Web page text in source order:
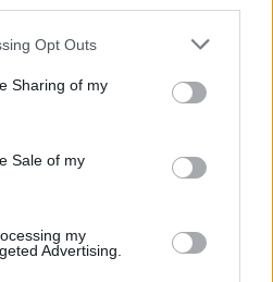
Opt Outs
Sharing of my
Sale of my
my
Advertising.
av rättssäkerheten